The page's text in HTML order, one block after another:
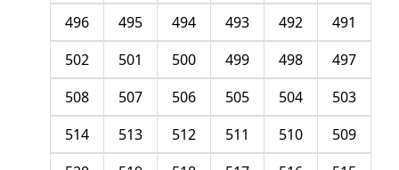
491
492
493
494
495
496
497
498
499
500
501
502
503
504
505
506
507
508
509
510
511
512
513
514